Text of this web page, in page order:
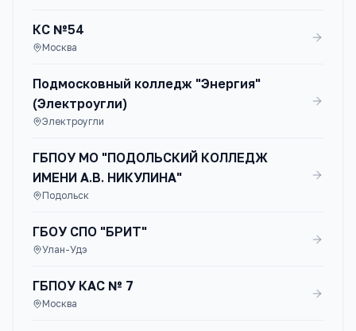
КС №54
Москва
Подмосковный колледж "Энергия"
(Электроугли)
Электроугли
ГБПОУ МО "ПОДОЛЬСКИЙ КОЛЛЕДЖ
ИМЕНИ А.В. НИКУЛИНА"
Подольск
ГБОУ СПО "БРИТ"
Улан-Удэ
ГБПОУ КАС № 7
Москва